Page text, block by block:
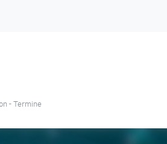
- Termine